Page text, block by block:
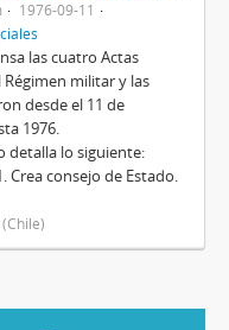
1976-09-11
las cuatro Actas
militar y las
desde el 11 de
1976.
detalla lo siguiente:
Crea consejo de Estado.